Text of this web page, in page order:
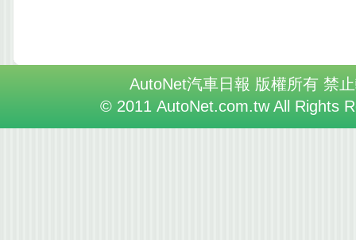
AutoNet汽車日報 版權所有 禁
© 2011 AutoNet.com.tw All Rights